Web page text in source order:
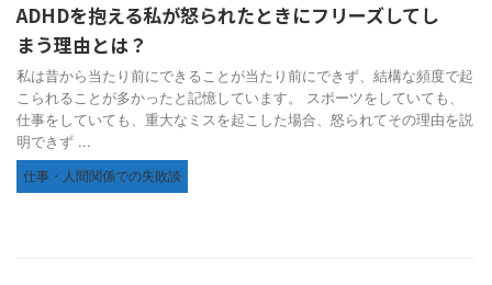
ADHDを抱える私が怒られたときにフリーズしてし
まう理由とは？
私は昔から当たり前にできることが当たり前にできず、結構な頻度で起
こられることが多かったと記憶しています。 スポーツをしていても、
仕事をしていても、重大なミスを起こした場合、怒られてその理由を説
明できず ...
仕事・人間関係での失敗談